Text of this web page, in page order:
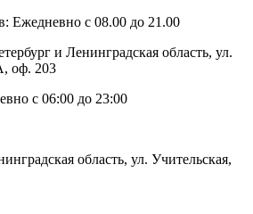
Ежедневно с 08.00 до 21.00
и Ленинградская область, ул.
оф. 203
с 06:00 до 23:00
область, ул. Учительская,